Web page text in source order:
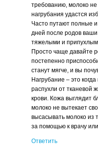
требованию, молоко не
нагрубания удастся
Часто путают полные
дней после родов ваши
тяжелыми и
Просто чаще давайте
постепенно
станут мягче, и вы
Нагрубание – это
распухли от тканевой
крови. Кожа выглядит
молоко не вытекает
высасывать молоко из
за помощью к врачу
Ответить